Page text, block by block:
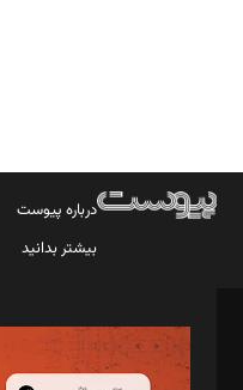
درباره پیوست
بیشتر بدانید
مدیر مسئول: محمدباقر اثنی‌عشری
سردبیر: مهرک محمودی